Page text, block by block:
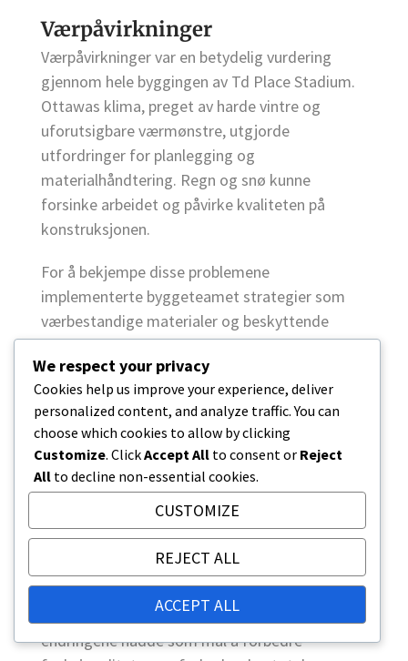
Værpåvirkninger
Værpåvirkninger var en betydelig vurdering
gjennom hele byggingen av Td Place Stadium.
Ottawas klima, preget av harde vintre og
uforutsigbare værmønstre, utgjorde
utfordringer for planlegging og
materialhåndtering. Regn og snø kunne
forsinke arbeidet og påvirke kvaliteten på
konstruksjonen.
For å bekjempe disse problemene
implementerte byggeteamet strategier som
værbestandige materialer og beskyttende
dekker for pågående arbeid. Planlegging for
sesongmessige værvariasjoner tillot mer
effektiv bruk av tid og ressurser, noe som til
slutt minimerte forstyrrelser.
Designmodifikasjoner
Designmodifikasjoner var nødvendige for å
tilpasse seg utfordringene som ble møtt under
byggingen. Etter hvert som prosjektet utviklet
seg, førte tilbakemeldinger fra interessenter
og samfunnsmedlemmer til justeringer av
stadionets layout og funksjoner. Disse
endringene hadde som mål å forbedre
We respect your privacy
Cookies help us improve your experience, deliver
personalized content, and analyze traffic. You can
choose which cookies to allow by clicking
Customize. ClickAccept All to consent or Reject
All to decline non-essential cookies.
CUSTOMIZE
REJECT ALL
ACCEPT ALL